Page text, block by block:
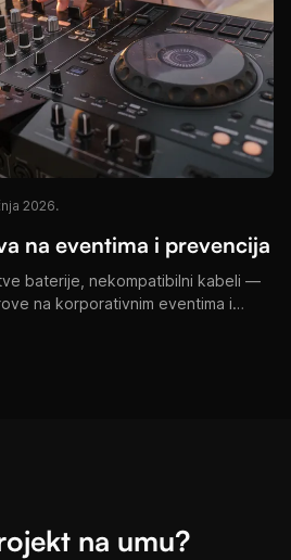
2026.
na eventima i prevencija
baterije, nekompatibilni kabeli —
na korporativnim eventima i
na umu?